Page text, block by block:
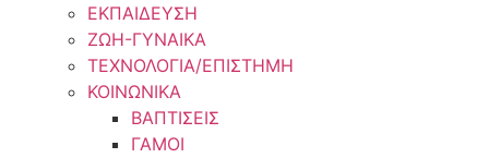
ΕΚΠΑΙΔΕΥΣΗ
ΖΩΗ-ΓΥΝΑΙΚΑ
ΤΕΧΝΟΛΟΓΙΑ/ΕΠΙΣΤΗΜΗ
ΚΟΙΝΩΝΙΚΑ
ΒΑΠΤΙΣΕΙΣ
ΓΑΜΟΙ